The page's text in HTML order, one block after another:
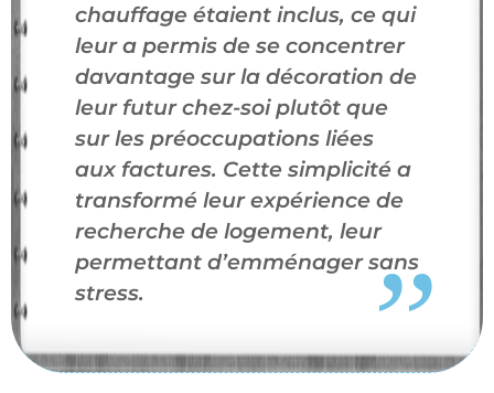
chauffage étaient inclus, ce qui
leur a permis de se concentrer
davantage sur la décoration de
leur futur chez-soi plutôt que
sur les préoccupations liées
aux factures. Cette simplicité a
transformé leur expérience de
recherche de logement, leur
permettant d’emménager sans
stress.